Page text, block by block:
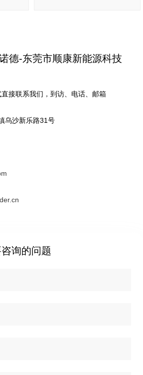
询的问题
德-东莞市顺康新能源科技
接联系我们，到访、电话、邮箱
乌沙新乐路31号